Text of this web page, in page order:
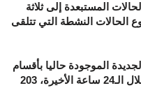
المستبعدة إلى ثلاثة
يبلغ مجموع الحالات النشطة التي تتلقى
الموجودة حاليا بأقسام
الإنعاش والعناية المركزة، والمسجلة خلال الـ24 ساعة الأخيرة، 203